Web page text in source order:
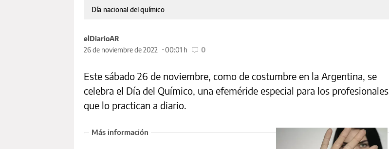
Día nacional del químico
elDiarioAR
26 de noviembre de 2022
00:01 h 0
Este sábado 26 de noviembre, como de costumbre en la Argentina, se
celebra el Día del Químico, una efeméride especial para los profesionales
que lo practican a diario.